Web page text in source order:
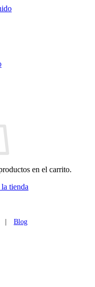
en el carrito.
tienda
Blog